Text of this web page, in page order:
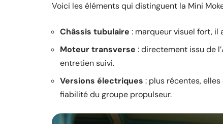
Voici les éléments qui distinguent la Mini
Châssis tubulaire : marqueur visuel fort, il
Moteur transverse : directement issu de
entretien suivi.
Versions électriques : plus récentes,
fiabilité du groupe propulseur.